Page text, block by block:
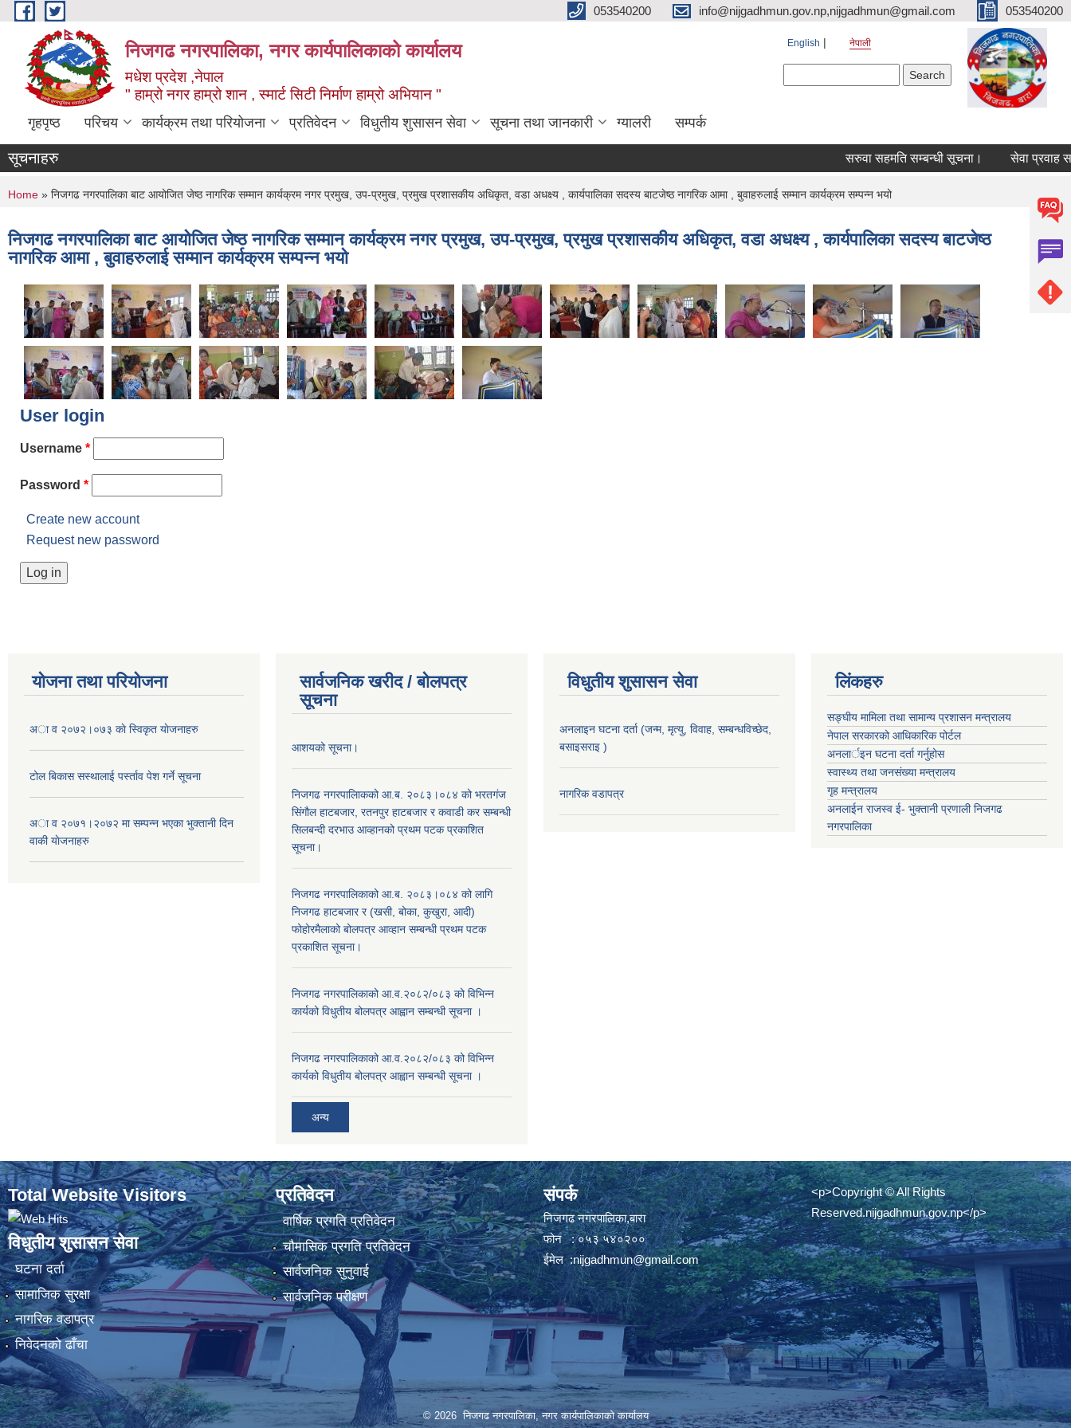
Skip to main content 053540200 info@nijgadhmun.gov.np,nijgadhmun@gmail.com 053540200
निजगढ नगरपालिका, नगर कार्यपालिकाको कार्यालय
मधेश प्रदेश ,नेपाल
" हाम्रो नगर हाम्रो शान , स्मार्ट सिटी निर्माण हाम्रो अभियान "
English नेपाली
गृहपृष्ठ परिचय कार्यक्रम तथा परियोजना प्रतिवेदन विधुतीय शुसासन सेवा सूचना तथा जानकारी ग्यालरी सम्पर्क
सूचनाहरु सरुवा सहमति सम्बन्धी सूचना। सेवा प्रवाह
You are here
Home » निजगढ नगरपालिका बाट आयोजित जेष्ठ नागरिक सम्मान कार्यक्रम नगर प्रमुख, उप-प्रमुख, प्रमुख प्रशासकीय अधिकृत, वडा अधक्ष्य , कार्यपालिका सदस्य बाटजेष्ठ नागरिक आमा , बुवाहरुलाई सम्मान कार्यक्रम सम्पन्न भयो
निजगढ नगरपालिका बाट आयोजित जेष्ठ नागरिक सम्मान कार्यक्रम नगर प्रमुख, उप-प्रमुख, प्रमुख प्रशासकीय अधिकृत, वडा अधक्ष्य , कार्यपालिका सदस्य बाटजेष्ठ
नागरिक आमा , बुवाहरुलाई सम्मान कार्यक्रम सम्पन्न भयो
User login
Username *
Password *
Create new account
Request new password
योजना तथा परियोजना
अा व २०७२।०७३ काे स्विकृत याेजनाहरु
टोल बिकास स‌स्थालाई प‌र्स्ताव पेश गर्ने सूचना
अा‍ व २०७१।२०७२ मा सम्पन्न भएका भुक्तानी दिन
वा‌की याेजनाहरु
सार्वजनिक खरीद / बोलपत्र
सूचना
आशयको सूचना।
निजगढ नगरपालिाकको आ.ब. २०८३।०८४ को भरतगंज
सिंगौल हाटबजार, रतनपुर हाटबजार र कवाडी कर सम्बन्धी
सिलबन्दी दरभाउ आव्हानको प्रथम पटक प्रकाशित
सूचना।
निजगढ नगरपालिकाको आ.ब. २०८३।०८४ को लागि
निजगढ हाटबजार र (खसी, बोका, कुखुरा, आदी)
फोहोरमैलाको बोलपत्र आव्हान सम्बन्धी प्रथम पटक
प्रकाशित सूचना।
निजगढ नगरपालिकाको आ.व.२०८२/०८३ को विभिन्न
कार्यको विधुतीय बोलपत्र आह्वान सम्बन्धी सूचना ।
निजगढ नगरपालिकाको आ.व.२०८२/०८३ को विभिन्न
कार्यको विधुतीय बोलपत्र आह्वान सम्बन्धी सूचना ।
अन्य
विधुतीय शुसासन सेवा
अनलाइन घटना दर्ता (जन्म, मृत्यु, विवाह, सम्बन्धविच्छेद,
बसाइसराइ )
नागरिक वडापत्र
लिंकहरु
सङ्‍घीय मामिला तथा सामान्य प्रशासन मन्त्रालय
नेपाल सरकारको आधिकारिक पोर्टल
अनलार्इन घटना दर्ता गर्नुहोस
स्वास्थ्य तथा जनसंख्या मन्त्रालय
गृह मन्त्रालय
अनलाईन राजस्व ई- भुक्तानी प्रणाली निजगढ
नगरपालिका
Total Website Visitors
विधुतीय शुसासन सेवा
घटना दर्ता
सामाजिक सुरक्षा
नागरिक वडापत्र
निवेदनको ढाँचा
प्रतिवेदन
वार्षिक प्रगति प्रतिवेदन
चौमासिक प्रगति प्रतिवेदन
सार्वजनिक सुनुवाई
सार्वजनिक परीक्षण
संपर्क
निजगढ नगरपालिका,बारा
फोन : ०५३ ५४०२००
ईमेल :nijgadhmun@gmail.com
<p>Copyright © All Rights
Reserved.nijgadhmun.gov.np</p>
© 2026 निजगढ नगरपालिका, नगर कार्यपालिकाको कार्यालय